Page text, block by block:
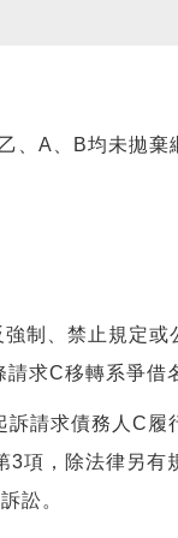
、A、B均未拋棄
制、禁止規定或
求C移轉系爭借
請求債務人C履
項，除法律另有
訟。